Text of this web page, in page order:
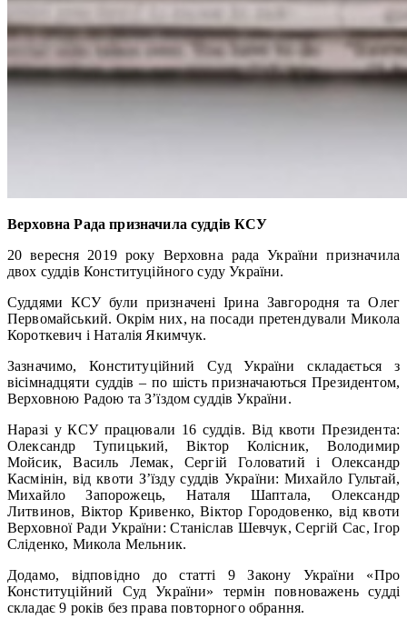
Верховна Рада призначила суддів КСУ
20 вересня 2019 року Верховна рада України призначила
двох суддів Конституційного суду України.
Суддями КСУ були призначені Ірина Завгородня та Олег
Первомайський. Окрім них, на посади претендували Микола
Короткевич і Наталія Якимчук.
Зазначимо, Конституційний Суд України складається з
вісімнадцяти суддів – по шість призначаються Президентом,
Верховною Радою та З’їздом суддів України.
Наразі у КСУ працювали 16 суддів. Від квоти Президента:
Олександр Тупицький, Віктор Колісник, Володимир
Мойсик, Василь Лемак, Сергій Головатий і Олександр
Касмінін, від квоти З’їзду суддів України: Михайло Гультай,
Михайло Запорожець, Наталя Шаптала, Олександр
Литвинов, Віктор Кривенко, Віктор Городовенко, від квоти
Верховної Ради України: Станіслав Шевчук, Сергій Сас, Ігор
Сліденко, Микола Мельник.
Додамо, відповідно до статті 9 Закону України «Про
Конституційний Суд України» термін повноважень судді
складає 9 років без права повторного обрання.